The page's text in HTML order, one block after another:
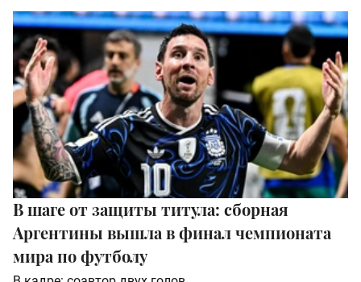
В шаге от защиты титула: сборная
Аргентины вышла в финал чемпионата
мира по футболу